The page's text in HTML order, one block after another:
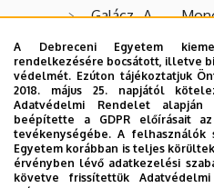
Galácz A. –
Géczy B. 1985:
Budapest,p. 453
Géczy B.
Tankönyvkiadó,
A Debreceni Egyetem
rendelkezésére bocsátott, illetve
védelmét. Ezúton tájékoztatjuk
2018. május 25. napjától
Adatvédelmi Rendelet
beépítette a GDPR előírásait
tevékenységébe. A felhasználók
Egyetem korábban is teljes
érvényben lévő adatkezelési
követve frissítettük